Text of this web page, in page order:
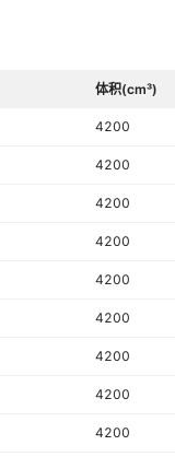
体积(cm³)
4200
4200
4200
4200
4200
4200
4200
4200
4200